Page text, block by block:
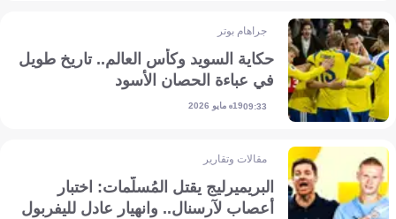
جراهام بوتر
حكاية السويد وكأس العالم.. تاريخ طويل
في عباءة الحصان الأسود
09:3319 مايو 2026
مقالات وتقارير
البريميرليج يقتل المُسلّمات: اختبار
أعصاب لآرسنال.. وانهيار عادل لليفربول